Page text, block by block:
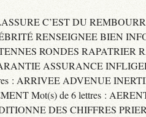
C’EST DU
RENSEIGNEE BIEN
RONDES RAPATRIER
ASSURANCE
: ARRIVEE ADVENUE
Mot(s) de 6 lettres :
DES CHIFFRES